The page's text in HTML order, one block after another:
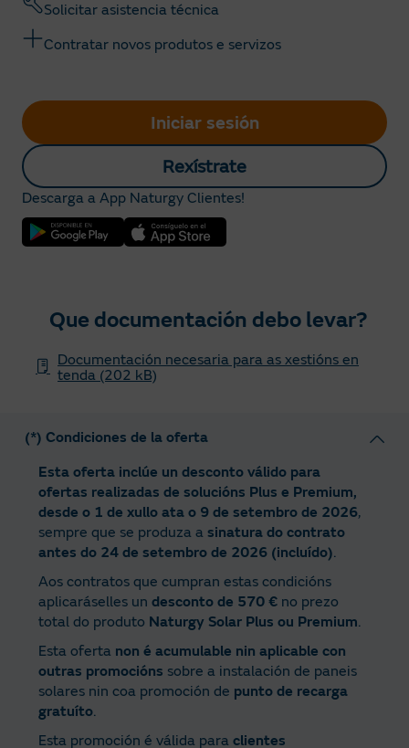
Solicitar asistencia técnica
Contratar novos produtos e servizos
Iniciar sesión
Rexístrate
Descarga a App Naturgy Clientes!
Que documentación debo levar?
Documentación necesaria para as xestións en
tenda (202 kB)
(*) Condiciones de la oferta
Esta oferta inclúe un desconto válido para
ofertas realizadas de solucións Plus e Premium,
desde o 1 de xullo ata o 9 de setembro de 2026,
sempre que se produza a sinatura do contrato
antes do 24 de setembro de 2026 (incluído).
Aos contratos que cumpran estas condicións
aplicaráselles un desconto de 570 €no prezo
total do produto Naturgy Solar Plus ou Premium.
Esta oferta non é acumulable nin aplicable con
outras promocións sobre a instalación de paneis
solares nin coa promoción de punto de recarga
gratuíto.
Esta promoción é válida para clientes